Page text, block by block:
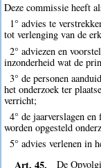
Deze commissie heeft
1° advies te
tot verlenging van de
2° adviezen en
inzonderheid wat de
3° de personen
het onderzoek ter
verricht;
4° de jaarverslagen
worden opgesteld
5° advies verlenen in
Art. 45.
De